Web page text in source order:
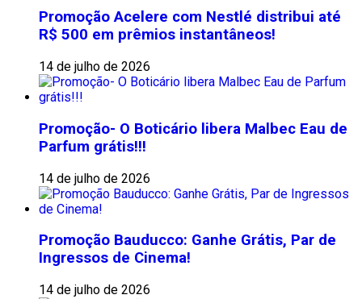
Promoção Acelere com Nestlé distribui até
R$ 500 em prêmios instantâneos!
14 de julho de 2026
Promoção- O Boticário libera Malbec Eau de
Parfum grátis!!!
14 de julho de 2026
Promoção Bauducco: Ganhe Grátis, Par de
Ingressos de Cinema!
14 de julho de 2026